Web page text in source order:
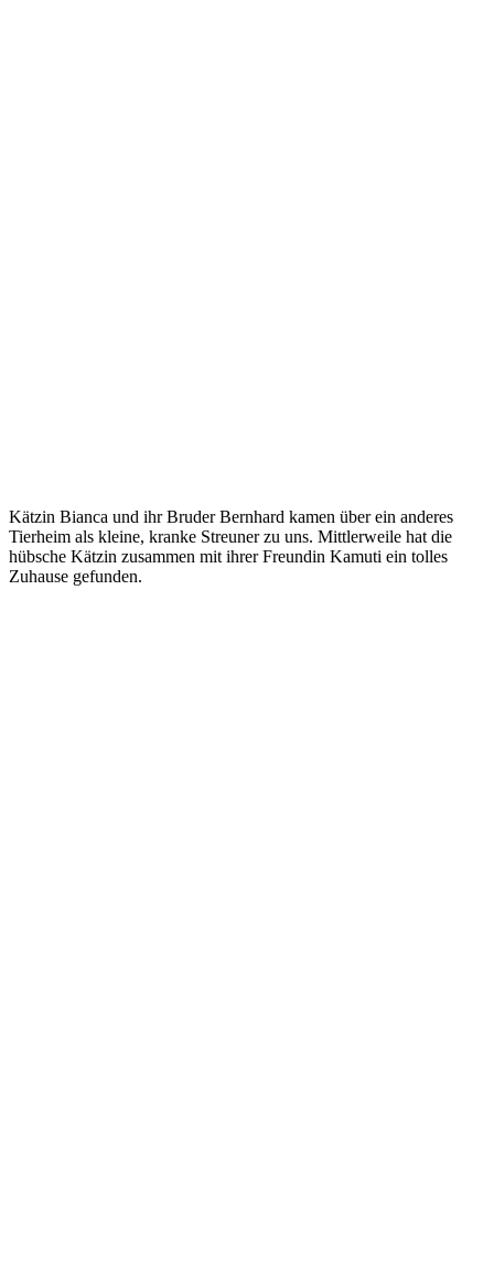
Kätzin Bianca und ihr Bruder Bernhard kamen über ein anderes
Tierheim als kleine, kranke Streuner zu uns. Mittlerweile hat die
hübsche Kätzin zusammen mit ihrer Freundin Kamuti ein tolles
Zuhause gefunden.